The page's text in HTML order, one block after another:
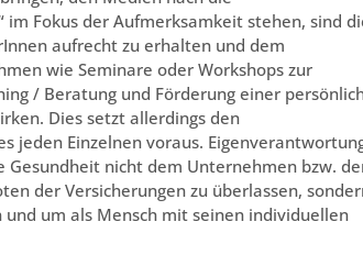
im Fokus der Aufmerksamkeit stehen, sind
aufrecht zu erhalten und dem
wie Seminare oder Workshops zur
/ Beratung und Förderung einer
Dies setzt allerdings den
jeden Einzelnen voraus.
nicht dem Unternehmen bzw.
der Versicherungen zu überlassen,
um als Mensch mit seinen individuellen